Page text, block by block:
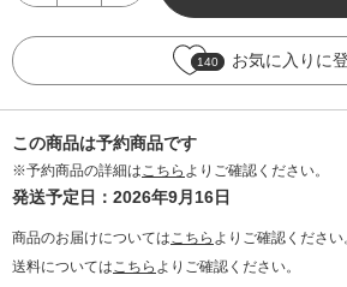
140 お気に入りに
この商品は予約商品です
※予約商品の詳細は こちら よりご確認ください。
発送予定日：2026年9月16日
商品のお届けについては こちら よりご確認ください
送料については こちら よりご確認ください。